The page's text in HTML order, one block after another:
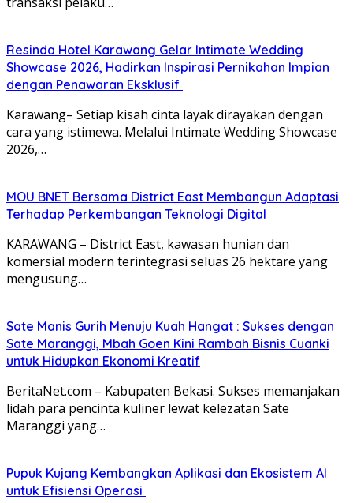
Resinda Hotel Karawang Gelar Intimate Wedding
Showcase 2026, Hadirkan Inspirasi Pernikahan Impian
dengan Penawaran Eksklusif
Karawang– Setiap kisah cinta layak dirayakan dengan
cara yang istimewa. Melalui Intimate Wedding Showcase
2026,…
MOU BNET Bersama District East Membangun Adaptasi
Terhadap Perkembangan Teknologi Digital
KARAWANG – District East, kawasan hunian dan
komersial modern terintegrasi seluas 26 hektare yang
mengusung…
Sate Manis Gurih Menuju Kuah Hangat : Sukses dengan
Sate Maranggi, Mbah Goen Kini Rambah Bisnis Cuanki
untuk Hidupkan Ekonomi Kreatif
BeritaNet.com – Kabupaten Bekasi. Sukses memanjakan
lidah para pencinta kuliner lewat kelezatan Sate
Maranggi yang…
Pupuk Kujang Kembangkan Aplikasi dan Ekosistem AI
untuk Efisiensi Operasi